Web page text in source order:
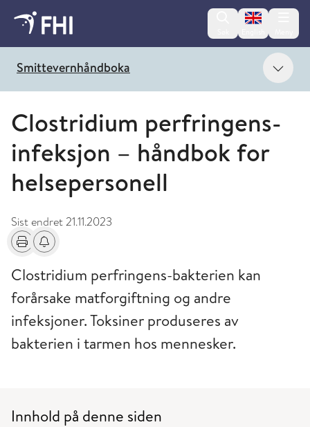
Change
Smittevernhåndboka Vis
Clostridium perfringens-
infeksjon – håndbok for
helsepersonell
Sist endret21.11.2023
Skriv utFå varsel om endringer
Clostridium perfringens-bakterien kan
forårsake matforgiftning og andre
infeksjoner. Toksiner produseres av
bakterien i tarmen hos mennesker.
Innhold på denne siden